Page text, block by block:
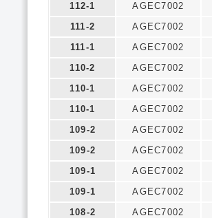
112-1
AGEC7002
111-2
AGEC7002
111-1
AGEC7002
110-2
AGEC7002
110-1
AGEC7002
110-1
AGEC7002
109-2
AGEC7002
109-2
AGEC7002
109-1
AGEC7002
109-1
AGEC7002
108-2
AGEC7002